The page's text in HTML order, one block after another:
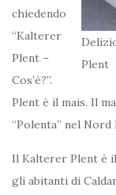
Plent
chiedendo
“Kalterer
Plent –
Cos’è?”.
Plent è il mais. Il
“Polenta” nel Nord
Il Kalterer Plent è
gli abitanti di